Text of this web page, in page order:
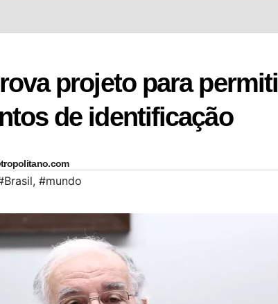
projeto para
de identificação
, #mundo